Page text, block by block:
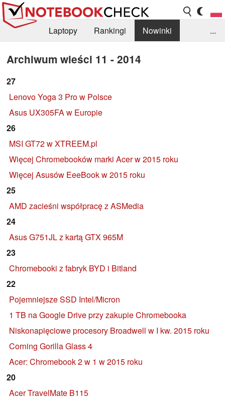
Laptopy Rankingi
Nowinki
...
Archiwum wieści 11 - 2014
27
Lenovo Yoga 3 Pro w Polsce
Asus UX305FA w Europie
26
MSI GT72 w XTREEM.pl
Więcej Chromebooków marki Acer w 2015 roku
Więcej Asusów EeeBook w 2015 roku
25
AMD zacieśni współpracę z ASMedia
24
Asus G751JL z kartą GTX 965M
23
Chromebooki z fabryk BYD i Bitland
22
Pojemniejsze SSD Intel/Micron
1 TB na Google Drive przy zakupie Chromebooka
Niskonapięciowe procesory Broadwell w I kw. 2015 roku
Corning Gorilla Glass 4
Acer: Chromebook 2 w 1 w 2015 roku
20
Acer TravelMate B115